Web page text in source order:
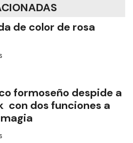
de color de rosa
formoseño despide a
con dos funciones a